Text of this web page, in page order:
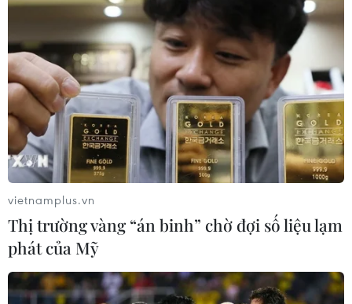
Thêm nhiều người di cư thiệt mạng do
chìm xuồng tại Địa Trung Hải
30/06/2016 12:21
vietnamplus.vn
Thị trường vàng “án binh” chờ đợi số liệu lạm
phát của Mỹ